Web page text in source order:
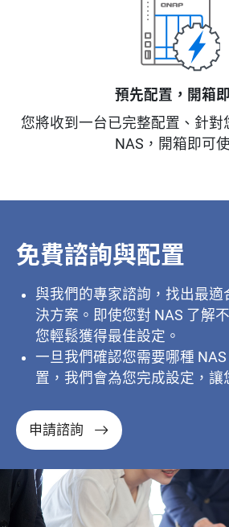
預先配置，開箱
您將收到一台已完整配置、針對
NAS，開箱即可
免費諮詢與配置
與我們的專家諮詢，找出最適
決方案。即使您對 NAS 了解
您輕鬆獲得最佳設定。
一旦我們確認您需要哪種
置，我們會為您完成設定，讓
申請諮詢